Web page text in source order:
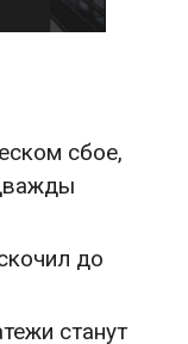
сбое,
до
станут